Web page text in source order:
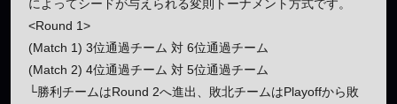
によってシードが与えられる変則トーナメント方式です。
<Round 1>
(Match 1) 3位通過チーム 対 6位通過チーム
(Match 2) 4位通過チーム 対 5位通過チーム
└勝利チームはRound 2へ進出、敗北チームはPlayoffから敗